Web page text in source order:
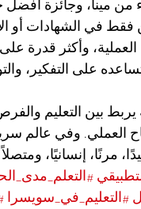
من مينا، وجائزة
فقط في الشهادات أو
وأكثر قدرة
على التفكير،
يربط بين التعليم
العملي. وفي عالم
مرنًا، إنسانيًا،
#التعليم_في_سويسرا